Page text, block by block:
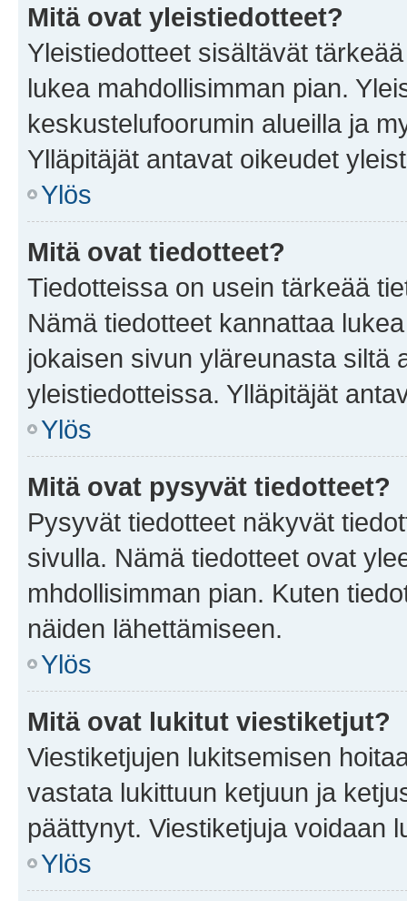
Mitä ovat yleistiedotteet?
Yleistiedotteet sisältävät
lukea mahdollisimman pian.
keskustelufoorumin alueilla ja
Ylläpitäjät antavat oikeudet
Ylös
Mitä ovat tiedotteet?
Tiedotteissa on usein tärkeää
Nämä tiedotteet kannattaa
jokaisen sivun yläreunasta siltä
yleistiedotteissa. Ylläpitäjät
Ylös
Mitä ovat pysyvät tiedotteet?
Pysyvät tiedotteet näkyvät
sivulla. Nämä tiedotteet ovat
mhdollisimman pian. Kuten
näiden lähettämiseen.
Ylös
Mitä ovat lukitut viestiketjut?
Viestiketjujen lukitsemisen
vastata lukittuun ketjuun ja
päättynyt. Viestiketjuja voidaan
Ylös